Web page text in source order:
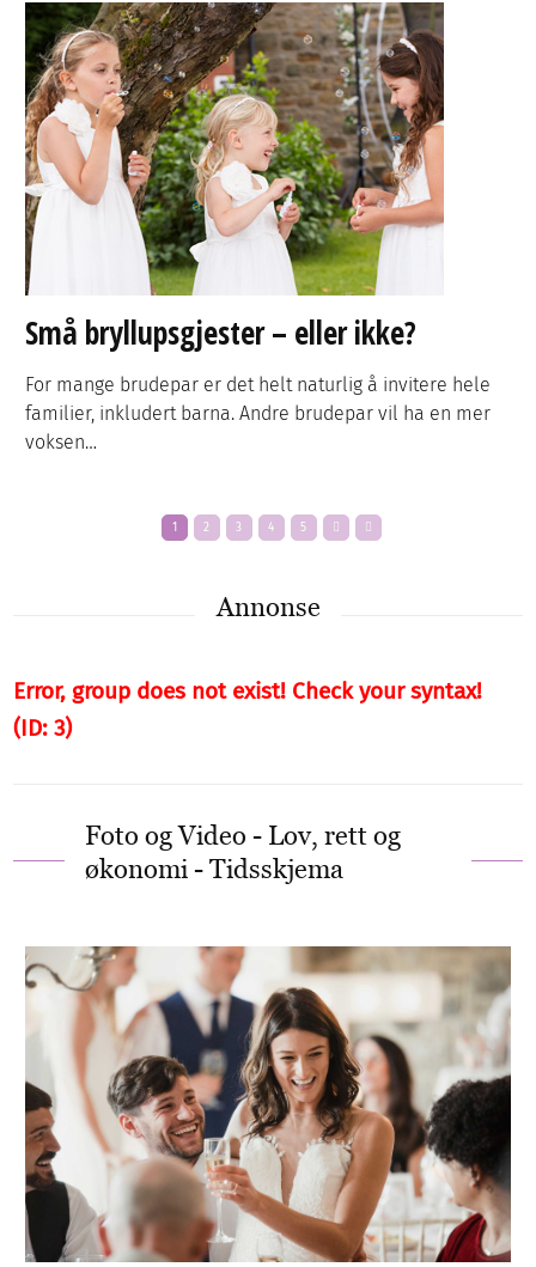
Små bryllupsgjester – eller ikke?
For mange brudepar er det helt naturlig å invitere hele
familier, inkludert barna. Andre brudepar vil ha en mer
voksen…
1 2 3 4 5
Annonse
Error, group does not exist! Check your syntax!
(ID: 3)
Foto og Video - Lov, rett og
økonomi - Tidsskjema